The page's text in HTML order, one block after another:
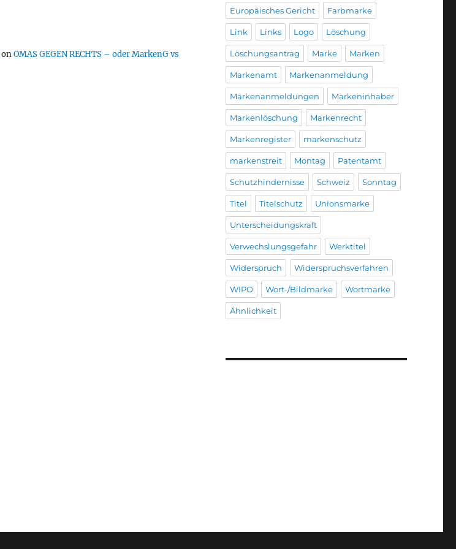
onOMAS GEGEN RECHTS – oder MarkenG vs
Europäisches Gericht Farbmarke
Link Links Logo Löschung
Löschungsantrag Marke Marken
Markenamt Markenanmeldung
Markenanmeldungen Markeninhaber
Markenlöschung Markenrecht
Markenregister markenschutz
markenstreit Montag Patentamt
Schutzhindernisse Schweiz Sonntag
Titel Titelschutz Unionsmarke
Unterscheidungskraft
Verwechslungsgefahr Werktitel
Widerspruch Widerspruchsverfahren
WIPO Wort-/Bildmarke Wortmarke
Ähnlichkeit